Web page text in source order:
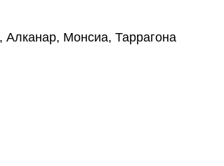
Алканар, Монсиа, Таррагона